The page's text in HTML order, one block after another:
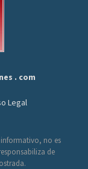
. com
Legal
informativo, no es
de